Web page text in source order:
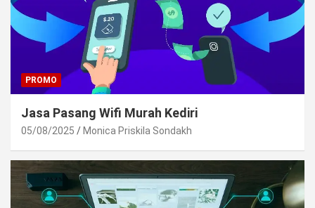
PROMO
Jasa Pasang Wifi Murah Kediri
05/08/2025 Monica Priskila Sondakh